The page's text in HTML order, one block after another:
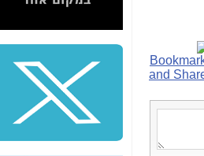
סיכום ביקור בסיליקון
שלמה פילבר (עד
לאחרונה מנכ"ל משרד
התקשורת) - עד
מדינה? הצחקתם